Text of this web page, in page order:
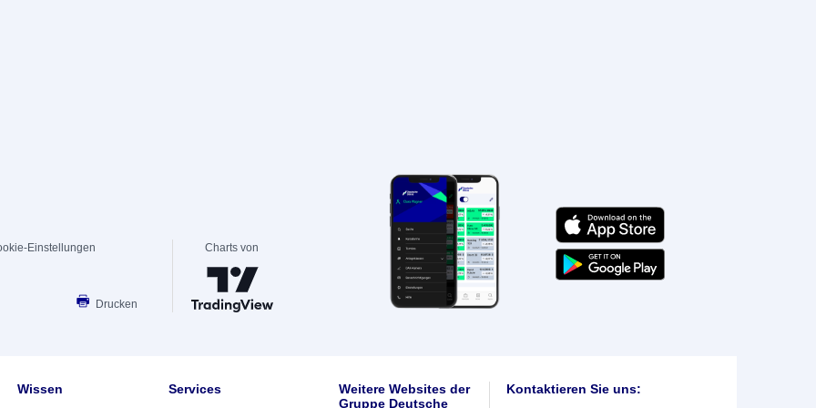
Einstellungen
Drucken
Charts von
Wissen Services
Weitere Websites der
Gruppe Deutsche
Kontaktieren Sie uns: